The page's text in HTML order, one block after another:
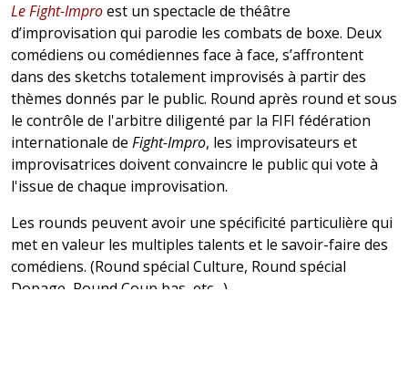
Le Fight-Improest un spectacle de théâtre
d’improvisation qui parodie les combats de boxe. Deux
comédiens ou comédiennes face à face, s’affrontent
dans des sketchs totalement improvisés à partir des
thèmes donnés par le public. Round après round et sous
le contrôle de l'arbitre diligenté par la FIFI fédération
internationale de Fight-Impro, les improvisateurs et
improvisatrices doivent convaincre le public qui vote à
l'issue de chaque improvisation.
Les rounds peuvent avoir une spécificité particulière qui
met en valeur les multiples talents et le savoir-faire des
comédiens. (Round spécial Culture, Round spécial
Dopage, Round Coup bas, etc…)